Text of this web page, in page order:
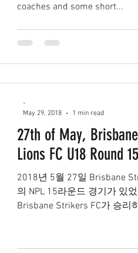
coaches and some short...
27th of May,
Lions FC U18 Round 15
2018년 5월 27일 Brisbane
의 NPL 15라운드 경기가 있
Brisbane Strikers FC가 승리
-
May 29, 2018
1 min read